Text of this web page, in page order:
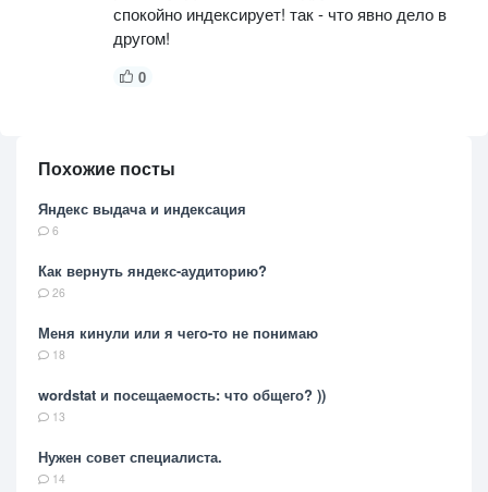
спокойно индексирует! так - что явно дело в
другом!
0
Похожие посты
Яндекс выдача и индексация
6
Как вернуть яндекс-аудиторию?
26
Меня кинули или я чего-то не понимаю
18
wordstat и посещаемость: что общего? ))
13
Нужен совет специалиста.
14